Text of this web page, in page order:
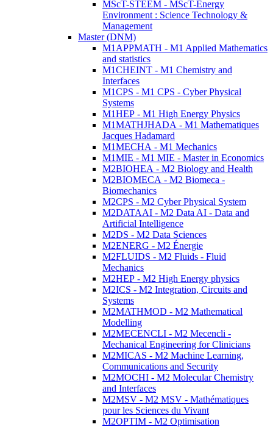
MScT-STEEM - MScT-Energy
Environment : Science Technology &
Management
Master (DNM)
M1APPMATH - M1 Applied Mathematics
and statistics
M1CHEINT - M1 Chemistry and
Interfaces
M1CPS - M1 CPS - Cyber Physical
Systems
M1HEP - M1 High Energy Physics
M1MATHJHADA - M1 Mathematiques
Jacques Hadamard
M1MECHA - M1 Mechanics
M1MIE - M1 MIE - Master in Economics
M2BIOHEA - M2 Biology and Health
M2BIOMECA - M2 Biomeca -
Biomechanics
M2CPS - M2 Cyber Physical System
M2DATAAI - M2 Data AI - Data and
Artificial Intelligence
M2DS - M2 Data Sciences
M2ENERG - M2 Énergie
M2FLUIDS - M2 Fluids - Fluid
Mechanics
M2HEP - M2 High Energy physics
M2ICS - M2 Integration, Circuits and
Systems
M2MATHMOD - M2 Mathematical
Modelling
M2MECENCLI - M2 Mecencli -
Mechanical Engineering for Clinicians
M2MICAS - M2 Machine Learning,
Communications and Security
M2MOCHI - M2 Molecular Chemistry
and Interfaces
M2MSV - M2 MSV - Mathématiques
pour les Sciences du Vivant
M2OPTIM - M2 Optimisation